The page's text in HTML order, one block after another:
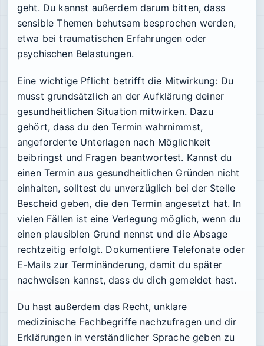
geht. Du kannst außerdem darum bitten, dass
sensible Themen behutsam besprochen werden,
etwa bei traumatischen Erfahrungen oder
psychischen Belastungen.
Eine wichtige Pflicht betrifft die Mitwirkung: Du
musst grundsätzlich an der Aufklärung deiner
gesundheitlichen Situation mitwirken. Dazu
gehört, dass du den Termin wahrnimmst,
angeforderte Unterlagen nach Möglichkeit
beibringst und Fragen beantwortest. Kannst du
einen Termin aus gesundheitlichen Gründen nicht
einhalten, solltest du unverzüglich bei der Stelle
Bescheid geben, die den Termin angesetzt hat. In
vielen Fällen ist eine Verlegung möglich, wenn du
einen plausiblen Grund nennst und die Absage
rechtzeitig erfolgt. Dokumentiere Telefonate oder
E-Mails zur Terminänderung, damit du später
nachweisen kannst, dass du dich gemeldet hast.
Du hast außerdem das Recht, unklare
medizinische Fachbegriffe nachzufragen und dir
Erklärungen in verständlicher Sprache geben zu